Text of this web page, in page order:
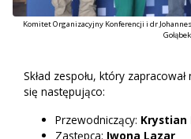
Komitet Organizacyjny Konferencji i dr
Gołąbek
Skład zespołu, który
się następująco:
Przewodniczący: Krystian
Zastępca: Iwona Lazar